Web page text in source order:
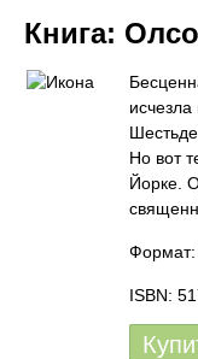
Книга:
Но вот
Йорке.
Формат:
ISBN: